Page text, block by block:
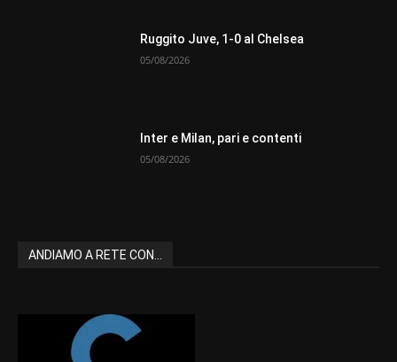
Ruggito Juve, 1-0 al Chelsea
05/08/2026
Inter e Milan, pari e contenti
05/08/2026
ANDIAMO A RETE CON...